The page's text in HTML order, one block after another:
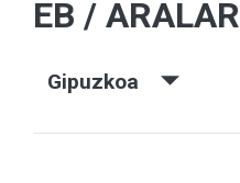
EB / ARALAR
Gipuzkoa